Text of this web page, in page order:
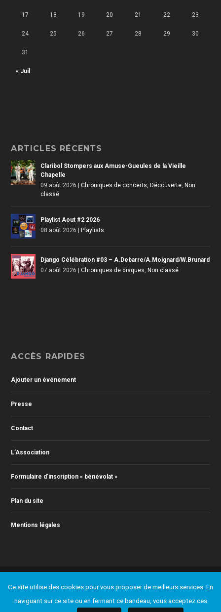
« Juil
17 18 19 20 21 22 23
24 25 26 27 28 29 30
31
ARTICLES RÉCENTS
Claribol Stompers aux Amuse-Gueules de la Vieille
Chapelle
09 août 2026 |Chroniques de concerts ,Découverte ,Non
classé
Playlist Aout #2 2026
08 août 2026 |Playlists
Django Célébration #03 – A.Debarre/A.Moignard/W.Brunard
07 août 2026 |Chroniques de disques ,Non classé
ACCÈS RAPIDES
Ajouter un événement
Presse
Contact
L’Association
Formulaire d’inscription « bénévolat »
Plan du site
Mentions légales
RONTEY ( webmaster@actionjazz.fr )
Ajouter un événement
Presse Contact
L’Association
Formulaire d’inscription « bénévolat »
Plan du site Mentions légales
Ce site utilise des cookies pour vous proposer de meilleurs services. En
naviguant sur ce site ou en fermant ce bandeau, vous acceptez ces